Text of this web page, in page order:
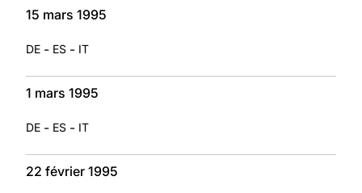
15 mars 1995
DE - ES - IT
1 mars 1995
DE - ES - IT
22 février 1995